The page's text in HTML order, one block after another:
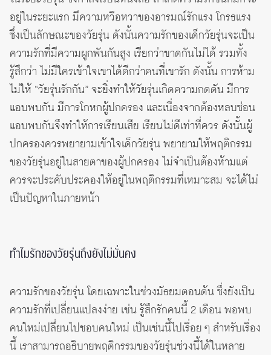
อยู่ในระยะแรก มีความหวือหวาของอารมณ์รักแรง โกรธแรง
ซึ่งเป็นลักษณะของวัยรุ่น ดังนั้นความรักของเด็กวัยรุ่นจะเป็น
ความรักที่มีความผูกพันกันสูง เรียกว่าขาดกันไม่ได้ รวมทั้ง
รู้สึกว่า ไม่มีใครเข้าใจเขาได้ดีกว่าคนที่เขารัก ดังนั้น การห้าม
ไม่ให้ “วัยรุ่นรักกัน” จะยิ่งทำให้วัยรุ่นเกิดความกดดัน มีการ
แอบพบกัน มีการโกหกผู้ปกครอง และเนื่องจากต้องหลบซ่อน
แอบพบกันจึงทำให้การเรียนเสีย เรียนไม่ดีเท่าที่ควร ดังนั้นผู้
ปกครองควรพยายามเข้าใจเด็กวัยรุ่น พยายามให้พฤติกรรม
ของวัยรุ่นอยู่ในสายตาของผู้ปกครอง ไม่จำเป็นต้องห้ามแต่
ควรจะประคับประคองให้อยู่ในพฤติกรรมที่เหมาะสม จะได้ไม่
เป็นปัญหาในภายหน้า
ทำไมรักของวัยรุ่นถึงยังไม่มั่นคง
ความรักของวัยรุ่น โดยเฉพาะในช่วงมัธยมตอนต้น ซึ่งยังเป็น
ความรักที่เปลี่ยนแปลงง่าย เช่น รู้สึกรักคนนี้ 2 เดือน พอพบ
คนใหม่เปลี่ยนไปชอบคนใหม่ เป็นเช่นนี้ไปเรื่อย ๆ สำหรับเรื่อง
นี้ เราสามารถอธิบายพฤติกรรมของวัยรุ่นช่วงนี้ได้ในหลาย